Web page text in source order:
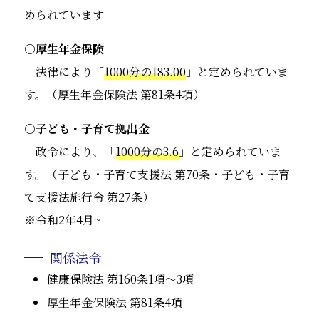
められています
○厚生年金保険
法律により「1000分の183.00 」と定められていま
す。（厚生年金保険法 第81条4項）
○子ども・子育て拠出金
政令により、「1000分の3.6 」と定められていま
す。（子ども・子育て支援法 第70条・子ども・子育
て支援法施行令 第27条）
※令和2年4月~
関係法令
健康保険法 第160条1項～3項
厚生年金保険法 第81条4項